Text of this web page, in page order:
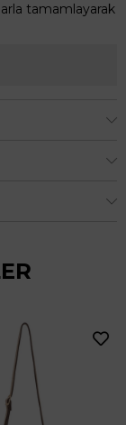
tamamlayarak